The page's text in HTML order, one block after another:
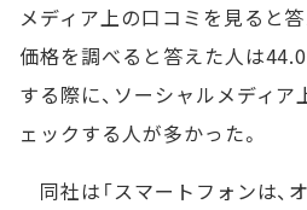
メディア上の口コミを見ると
価格を調べると答えた人は44.0
する際に、ソーシャルメディ
ェックする人が多かった。
同社は「スマートフォンは、